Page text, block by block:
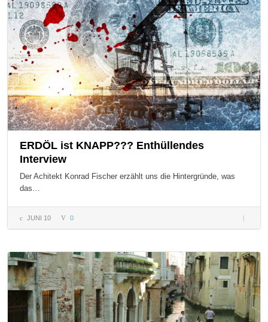
ERDÖL ist KNAPP??? Enthüllendes
Interview
Der Achitekt Konrad Fischer erzählt uns die Hintergründe, was
das…
JUNI 10 0